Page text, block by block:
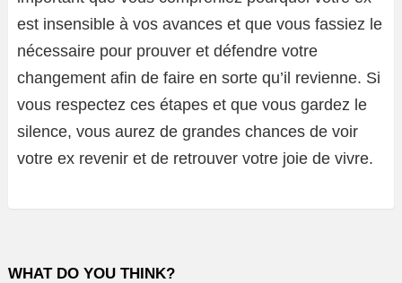
est insensible à vos avances et que vous fassiez le
nécessaire pour prouver et défendre votre
changement afin de faire en sorte qu’il revienne. Si
vous respectez ces étapes et que vous gardez le
silence, vous aurez de grandes chances de voir
votre ex revenir et de retrouver votre joie de vivre.
WHAT DO YOU THINK?